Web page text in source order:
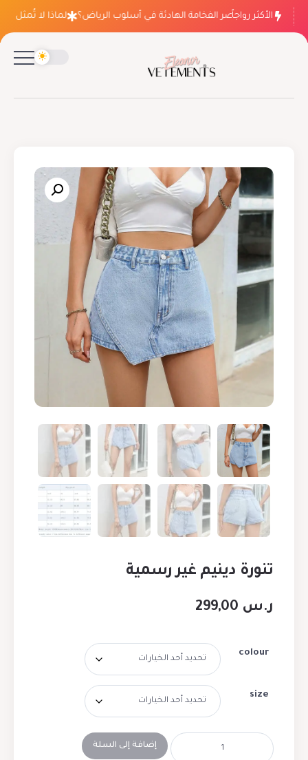
الأكثر رواجاً
لماذا ينتصر الفخامة الهادئة في أسلوب الرياض؟ لماذا لا تُمثل
تنورة دينيم غير رسمية
ر.س
colour
size
إضافة إلى السلة